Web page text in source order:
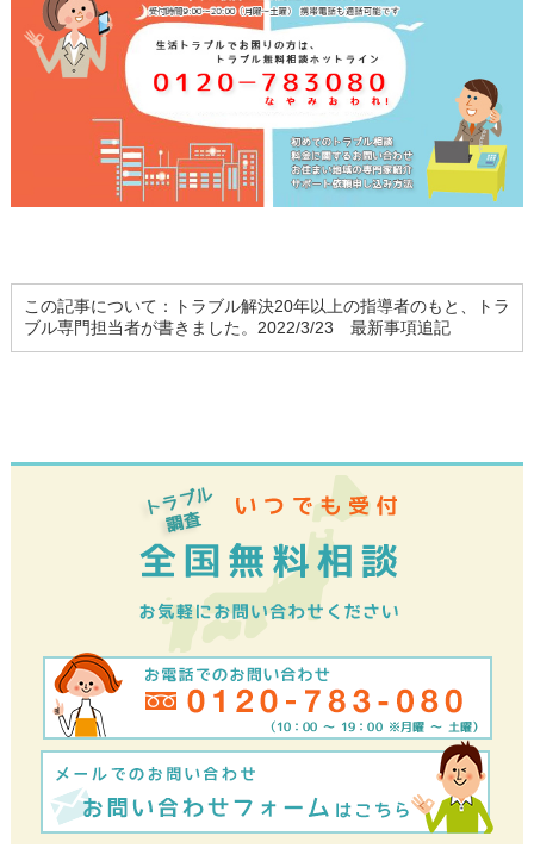
この記事について：トラブル解決20年以上の指導者のもと、トラ
ブル専門担当者が書きました。2022/3/23 最新事項追記